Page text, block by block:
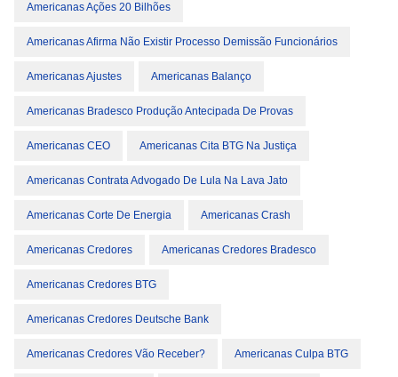
Americanas Ações 20 Bilhões
Americanas Afirma Não Existir Processo Demissão Funcionários
Americanas Ajustes Americanas Balanço
Americanas Bradesco Produção Antecipada De Provas
Americanas CEO Americanas Cita BTG Na Justiça
Americanas Contrata Advogado De Lula Na Lava Jato
Americanas Corte De Energia Americanas Crash
Americanas Credores Americanas Credores Bradesco
Americanas Credores BTG
Americanas Credores Deutsche Bank
Americanas Credores Vão Receber? Americanas Culpa BTG